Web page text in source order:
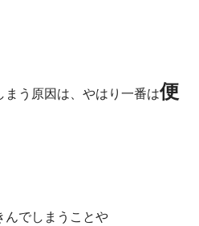
う原因は、やはり一番は便
んでしまうことや